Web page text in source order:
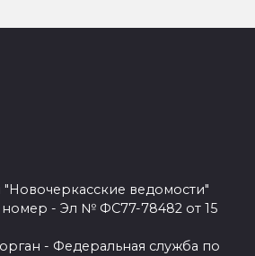
ведомости"
- Эл № ФС77-78482 от 15
- Федеральная служба по